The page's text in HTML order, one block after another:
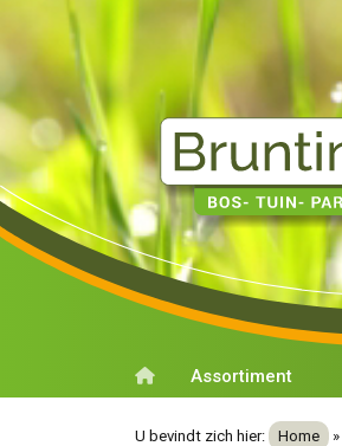
Assortiment
U bevindt zich hier: Home »